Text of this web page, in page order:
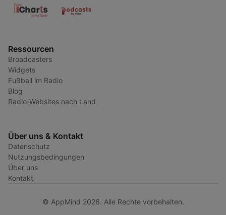
Ressourcen
Broadcasters
Widgets
Fußball im Radio
Blog
Radio-Websites nach Land
Über uns & Kontakt
Datenschutz
Nutzungsbedingungen
Über uns
Kontakt
© AppMind 2026. Alle Rechte vorbehalten.